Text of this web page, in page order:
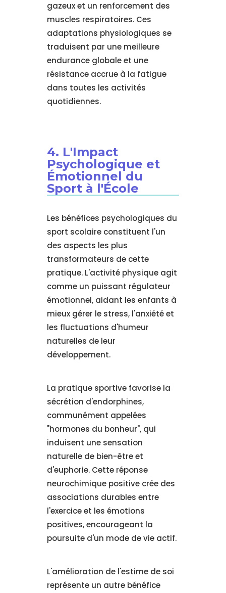
gazeux et un renforcement des
muscles respiratoires. Ces
adaptations physiologiques se
traduisent par une meilleure
endurance globale et une
résistance accrue à la fatigue
dans toutes les activités
quotidiennes.
4. L'Impact
Psychologique et
Émotionnel du
Sport à l'École
Les bénéfices psychologiques du
sport scolaire constituent l'un
des aspects les plus
transformateurs de cette
pratique. L'activité physique agit
comme un puissant régulateur
émotionnel, aidant les enfants à
mieux gérer le stress, l'anxiété et
les fluctuations d'humeur
naturelles de leur
développement.
La pratique sportive favorise la
sécrétion d'endorphines,
communément appelées
"hormones du bonheur", qui
induisent une sensation
naturelle de bien-être et
d'euphorie. Cette réponse
neurochimique positive crée des
associations durables entre
l'exercice et les émotions
positives, encourageant la
poursuite d'un mode de vie actif.
L'amélioration de l'estime de soi
représente un autre bénéfice